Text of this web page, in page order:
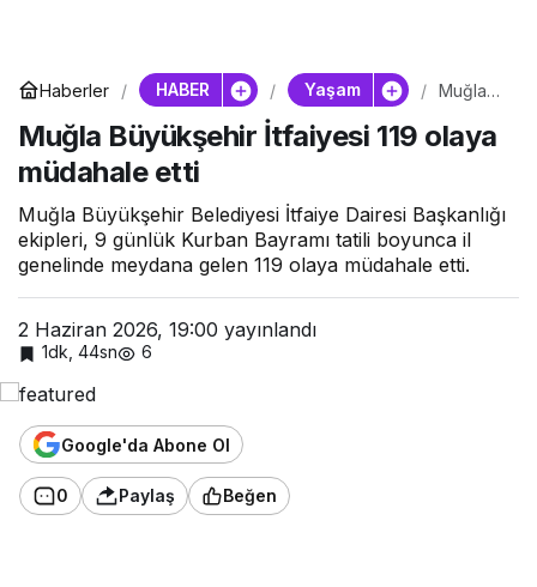
Haberler HABER Yaşam
Muğla
hir
İtfaiyesi
müdahal
e etti
Muğla Büyükşehir İtfaiyesi 119 olaya
müdahale etti
Muğla Büyükşehir Belediyesi İtfaiye Dairesi Başkanlığı
ekipleri, 9 günlük Kurban Bayramı tatili boyunca il
genelinde meydana gelen 119 olaya müdahale etti.
2 Haziran 2026, 19:00 yayınlandı
1dk, 44sn 6
Google'da Abone Ol
0 Paylaş Beğen